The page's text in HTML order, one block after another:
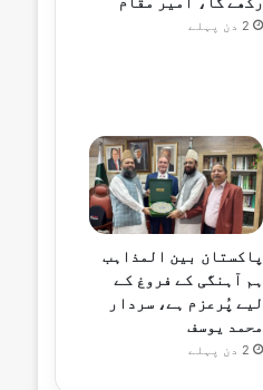
2 دن پہلے
پاکستان بین المذاہب
ہم آہنگی کے فروغ کے
لیے پُرعزم ہے، سردار
محمد یوسف
2 دن پہلے